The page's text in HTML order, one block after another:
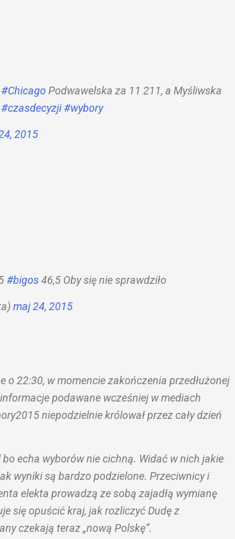
#Chicago Podwawelska za 11 211, a Myśliwska
#czasdecyzji#wybory
2015
#bigos46,5 Oby się nie sprawdziło
maj 24, 2015
o 22:30, w momencie zakończenia przedłużonej
podawane wcześniej w mediach
niepodzielnie królował przez cały dzień
echa wyborów nie cichną. Widać w nich jakie
wyniki są bardzo podzielone. Przeciwnicy i
elekta prowadzą ze sobą zajadłą wymianę
się opuścić kraj, jak rozliczyć Dudę z
czekają teraz „nową Polskę”.